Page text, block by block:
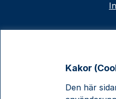
Kakor
Den här